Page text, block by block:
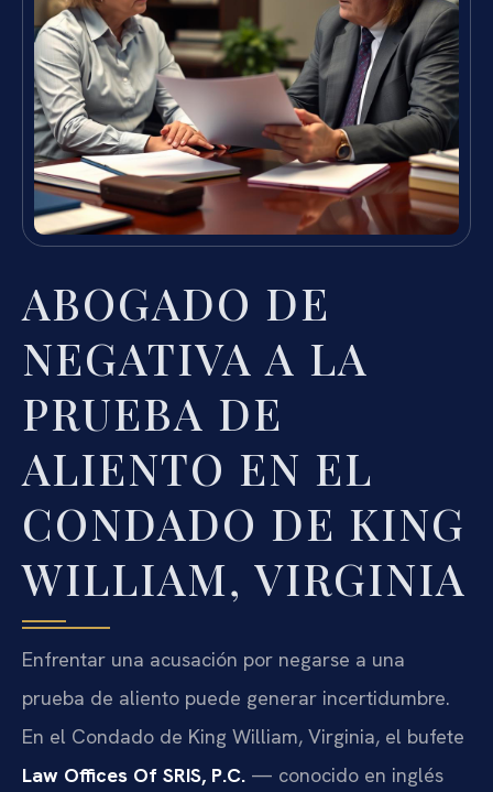
ABOGADO DE
NEGATIVA A LA
PRUEBA DE
ALIENTO EN EL
CONDADO DE KING
WILLIAM, VIRGINIA
Enfrentar una acusación por negarse a una
prueba de aliento puede generar incertidumbre.
En el Condado de King William, Virginia, el bufete
Law Offices Of SRIS, P.C. — conocido en inglés